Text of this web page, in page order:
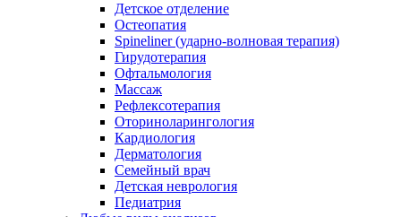
Детское отделение
Остеопатия
Spineliner (ударно-волновая терапия)
Гирудотерапия
Офтальмология
Массаж
Рефлексотерапия
Оториноларингология
Кардиология
Дерматология
Семейный врач
Детская неврология
Педиатрия